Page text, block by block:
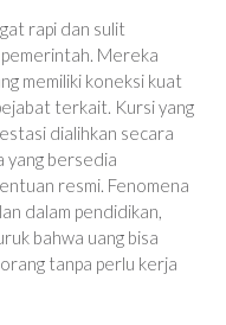
rapi dan sulit
Mereka
memiliki koneksi kuat
terkait. Kursi yang
dialihkan secara
yang bersedia
resmi. Fenomena
dalam pendidikan,
bahwa uang bisa
tanpa perlu kerja